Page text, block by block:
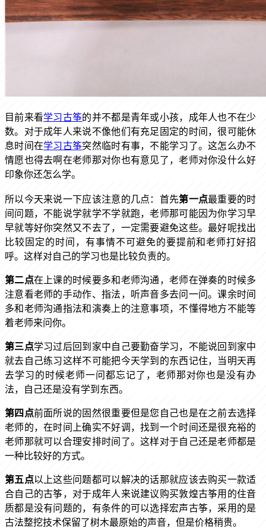
目前来看学习古筝的并不都是青年或小孩，成年人也不在少
数。对于成年人来说不像他们有充足固定的时间，很可能休
息时间在学习古筝突然临时有事，不能学习了。这怎么办不
情愿也得去啊在老师那对你也有意见了，老师对你没什么好
印象你还怎么学。
所以今天来说一下应该注意的几点：首先第一点最重要的时
间问题，不能说学就学不学就跑，老师那可能因为你学习早
早就等好你突然又不去了，一定需要避免这些。最好呢找出
比较固定的时间，有事情不可避免的要提前和老师打好招
呼。这样对自己的学习也是比较负责的。
第二点在上课的时候要多和老师沟通，老师在弹奏的时候多
注意看老师的手动作、指法，听声音多去问一问。课余时间
多和老师沟通指法和演奏上的注意事项，不懂得地方不能等
着老师来问你。
第三点学习过后回到家中自己要勤奋学习，不能说回到家中
就去自己练习这样不可能把今天学到的东西记住，当明天再
去学习的时候老师一问都忘记了，老师那对你也是没有办
法，自己还是没有学到东西。
第四点前面所说的固然很重要但是您自己也是在之前去选择
老师的，在时间上确实不好调，找到一个时间还是很充裕的
老师那就可以合理安排时间了。这样对于自己还是老师都是
一种比较好的方式。
第五点以上这些问题都可以解决的话那就应该去购买一款适
合自己的古筝，对于成年人来说建议购买敦煌古筝用的住音
质都是没有问题的，有条件的可以选择宏声古筝，采用的是
古法整挖技术保留了树木最原始的声音，但是价格稍贵。